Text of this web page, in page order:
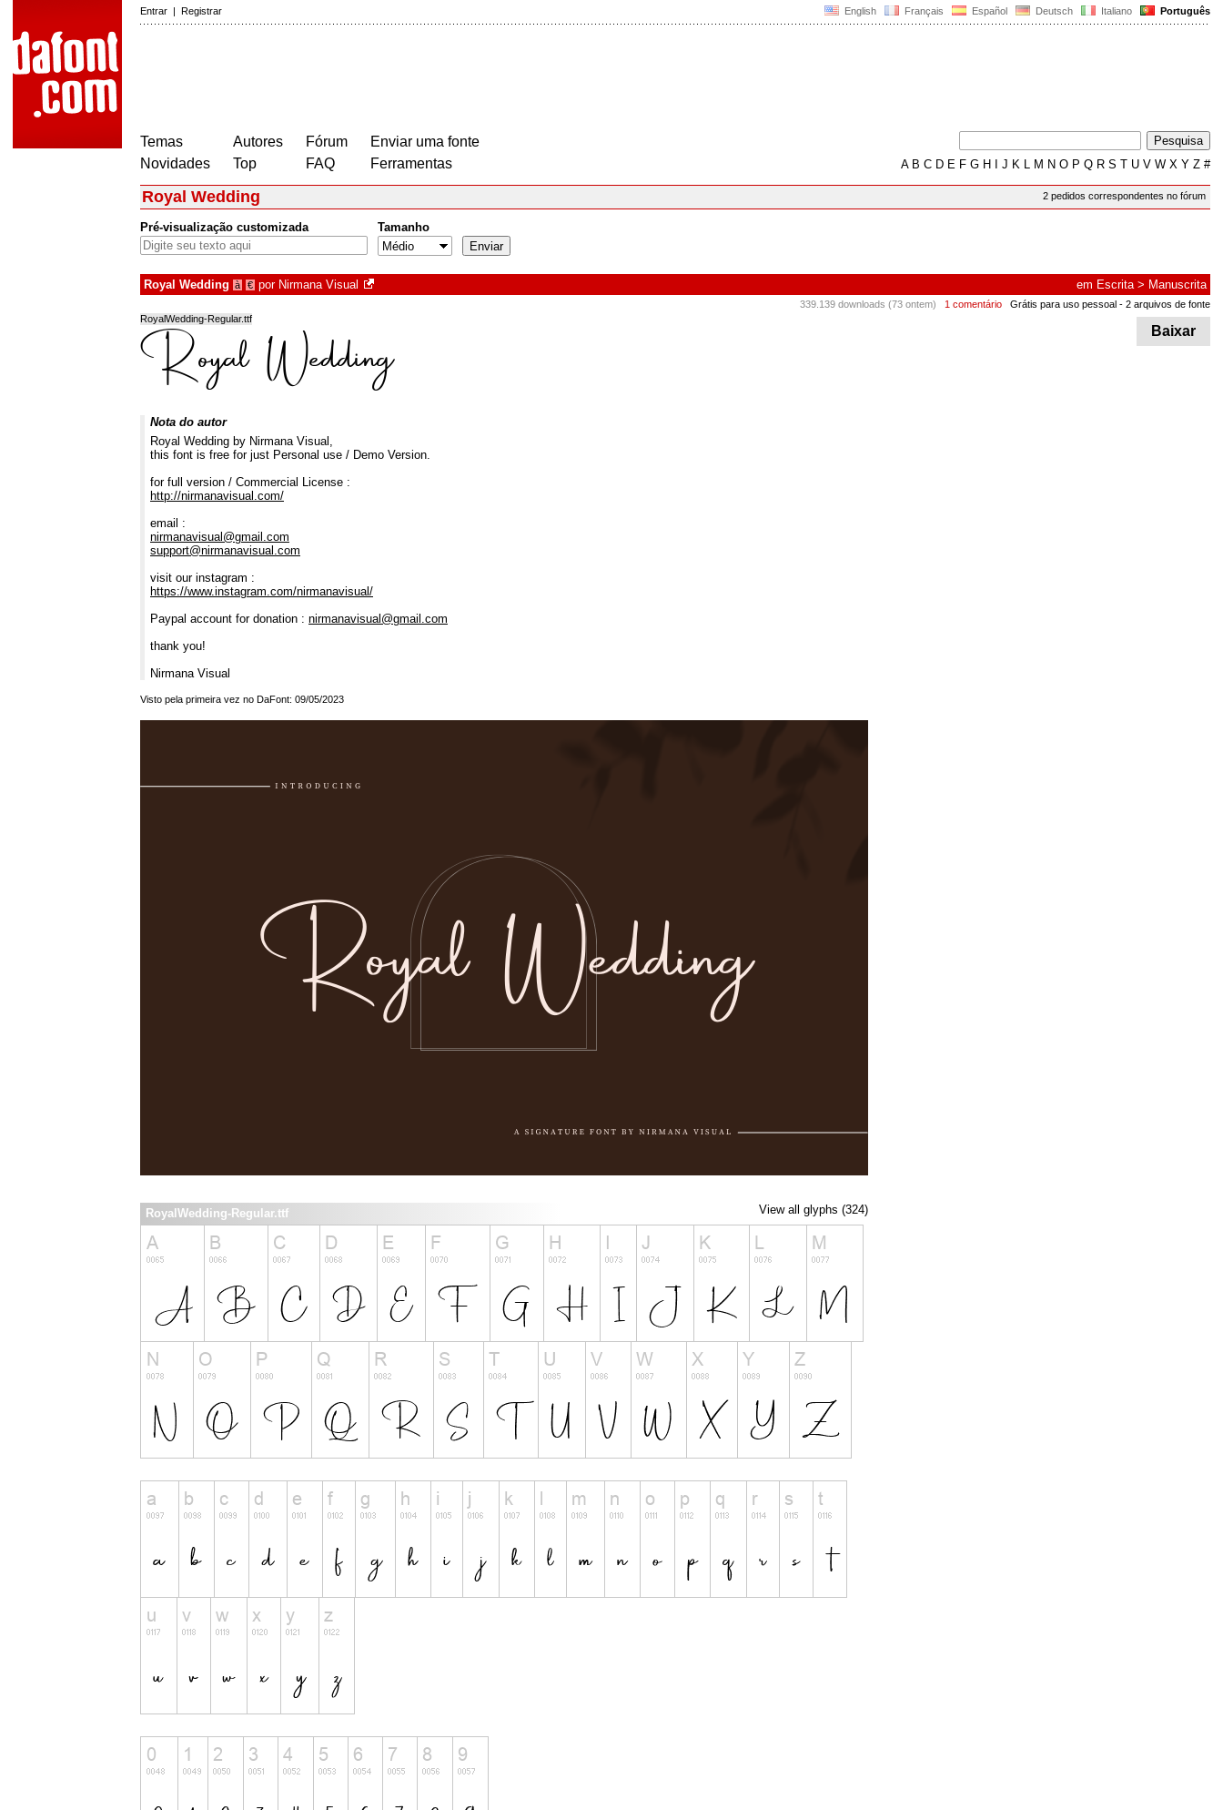
English Français Español Deutsch Italiano Português
Entrar | Registrar
Temas
Novidades
Autores
Top
Fórum
FAQ
Enviar uma fonte
Ferramentas
AB C D E F G H J K L M N O P Q R S T U V W X Y Z #
2 pedidos correspondentes no fórum
Royal Wedding
Pré-visualização customizada Tamanho
Royal Wedding à € por Nirmana Visual em Escrita> Manuscrita
339.139 downloads (73 ontem) 1 comentário Grátis para uso pessoal - 2 arquivos de fonte
Baixar
RoyalWedding-Regular.ttf
Nota do autor
Royal Wedding by Nirmana Visual,
this font is free for just Personal use / Demo Version.
for full version / Commercial License :
http://nirmanavisual.com/
email :
nirmanavisual@gmail.com
support@nirmanavisual.com
visit our instagram :
https://www.instagram.com/nirmanavisual/
Paypal account for donation : nirmanavisual@gmail.com
thank you!
Nirmana Visual
Visto pela primeira vez no DaFont: 09/05/2023
View all glyphs (324)
RoyalWedding-Regular.ttf